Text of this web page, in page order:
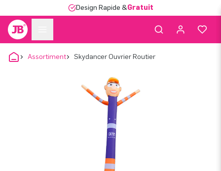
Design Rapide &Gratuit
Assortiment Skydancer Ouvrier Routier